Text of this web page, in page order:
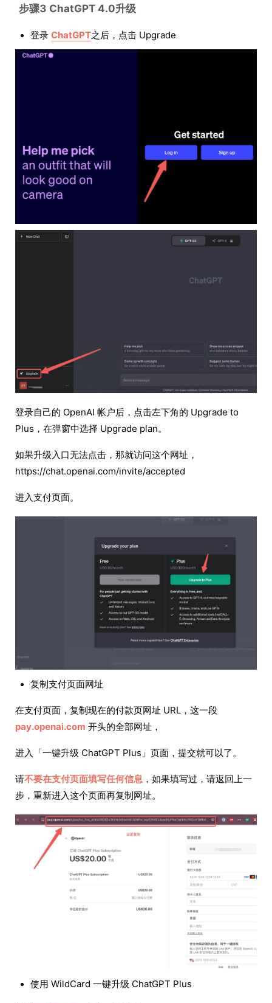
步骤3 ChatGPT 4.0升级
登录 ChatGPT之后，点击 Upgrade
登录自己的 OpenAI 帐户后，点击左下角的 Upgrade to
Plus，在弹窗中选择 Upgrade plan。
如果升级入口无法点击，那就访问这个网址，
https://chat.openai.com/invite/accepted
进入支付页面。
复制支付页面网址
在支付页面，复制现在的付款页网址 URL，这一段
pay.openai.com 开头的全部网址，
进入「一键升级 ChatGPT Plus」页面，提交就可以了。
请不要在支付页面填写任何信息 ，如果填写过，请返回上一
步，重新进入这个页面再复制网址。
使用 WildCard 一键升级 ChatGPT Plus